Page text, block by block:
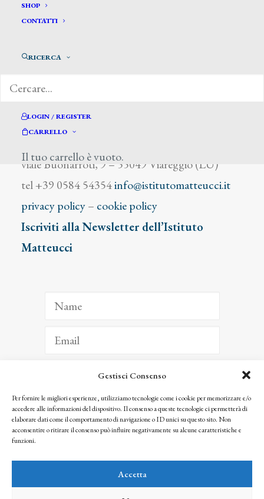
Gestisci Consenso
Per fornire le migliori esperienze, utilizziamo tecnologie come i cookie per memorizzare e/o
accedere alle informazioni del dispositivo. Il consenso a queste tecnologie ci permetterà di
elaborare dati come il comportamento di navigazione o ID unici su questo sito. Non
acconsentire o ritirare il consenso può influire negativamente su alcune caratteristiche e
funzioni.
Accetta
SHOP
CONTATTI
RICERCA
LOGIN / REGISTER
CARRELLO
Il tuo carrello è vuoto.
viale Buonarroti, 9 – 55049 Viareggio (LU)
tel +39 0584 54354info@istitutomatteucci.it
privacy policy– cookie policy
Iscriviti alla Newsletter dell’Istituto
Matteucci
ISCRIVITI
Facendo clic per iscriverti, riconosci che le tue informazioni saranno trattate
seguendo la nostra Privacy Policy
© 2025 Istituto Matteucci. All right reserved
l’autorizzazione scritta dei proprietari dei diritti e dell’Istituto Matteucci